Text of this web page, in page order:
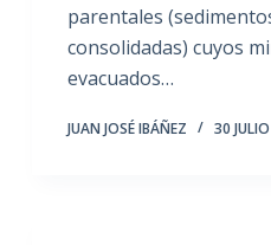
parentales
consolidadas) cuyos
evacuados…
JUAN JOSÉ IBÁÑEZ 30